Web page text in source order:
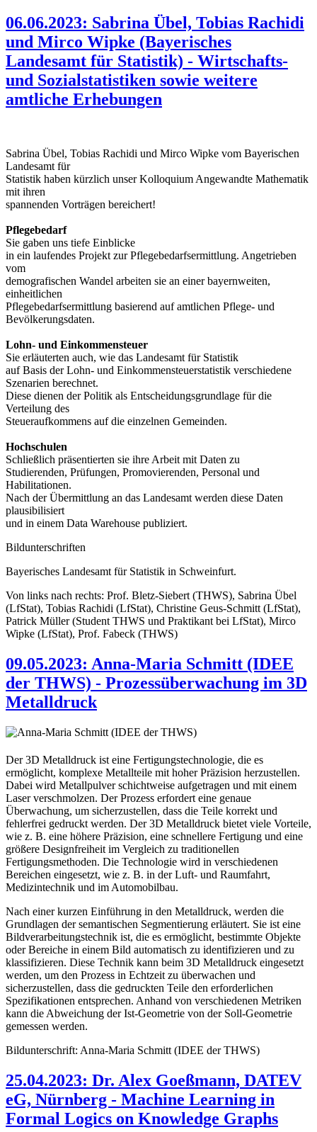
06.06.2023: Sabrina Übel, Tobias Rachidi
und Mirco Wipke (Bayerisches
Landesamt für Statistik) - Wirtschafts-
und Sozialstatistiken sowie weitere
amtliche Erhebungen
Sabrina Übel, Tobias Rachidi und Mirco Wipke vom Bayerischen
Landesamt für
Statistik haben kürzlich unser Kolloquium Angewandte Mathematik
mit ihren
spannenden Vorträgen bereichert!
Pflegebedarf
Sie gaben uns tiefe Einblicke
in ein laufendes Projekt zur Pflegebedarfsermittlung. Angetrieben
vom
demografischen Wandel arbeiten sie an einer bayernweiten,
einheitlichen
Pflegebedarfsermittlung basierend auf amtlichen Pflege- und
Bevölkerungsdaten.
Lohn- und Einkommensteuer
Sie erläuterten auch, wie das Landesamt für Statistik
auf Basis der Lohn- und Einkommensteuerstatistik verschiedene
Szenarien berechnet.
Diese dienen der Politik als Entscheidungsgrundlage für die
Verteilung des
Steueraufkommens auf die einzelnen Gemeinden.
Hochschulen
Schließlich präsentierten sie ihre Arbeit mit Daten zu
Studierenden, Prüfungen, Promovierenden, Personal und
Habilitationen.
Nach der Übermittlung an das Landesamt werden diese Daten
plausibilisiert
und in einem Data Warehouse publiziert.
Bildunterschriften
Bayerisches Landesamt für Statistik in Schweinfurt.
Von links nach rechts: Prof. Bletz-Siebert (THWS), Sabrina Übel
(LfStat), Tobias Rachidi (LfStat), Christine Geus-Schmitt (LfStat),
Patrick Müller (Student THWS und Praktikant bei LfStat), Mirco
Wipke (LfStat), Prof. Fabeck (THWS)
09.05.2023: Anna-Maria Schmitt (IDEE
der THWS) - Prozessüberwachung im 3D
Metalldruck
Der 3D Metalldruck ist eine Fertigungstechnologie, die es
ermöglicht, komplexe Metallteile mit hoher Präzision herzustellen.
Dabei wird Metallpulver schichtweise aufgetragen und mit einem
Laser verschmolzen. Der Prozess erfordert eine genaue
Überwachung, um sicherzustellen, dass die Teile korrekt und
fehlerfrei gedruckt werden. Der 3D Metalldruck bietet viele Vorteile,
wie z. B. eine höhere Präzision, eine schnellere Fertigung und eine
größere Designfreiheit im Vergleich zu traditionellen
Fertigungsmethoden. Die Technologie wird in verschiedenen
Bereichen eingesetzt, wie z. B. in der Luft- und Raumfahrt,
Medizintechnik und im Automobilbau.
Nach einer kurzen Einführung in den Metalldruck, werden die
Grundlagen der semantischen Segmentierung erläutert. Sie ist eine
Bildverarbeitungstechnik ist, die es ermöglicht, bestimmte Objekte
oder Bereiche in einem Bild automatisch zu identifizieren und zu
klassifizieren. Diese Technik kann beim 3D Metalldruck eingesetzt
werden, um den Prozess in Echtzeit zu überwachen und
sicherzustellen, dass die gedruckten Teile den erforderlichen
Spezifikationen entsprechen. Anhand von verschiedenen Metriken
kann die Abweichung der Ist-Geometrie von der Soll-Geometrie
gemessen werden.
Bildunterschrift: Anna-Maria Schmitt (IDEE der THWS)
25.04.2023: Dr. Alex Goeßmann, DATEV
eG, Nürnberg - Machine Learning in
Formal Logics on Knowledge Graphs